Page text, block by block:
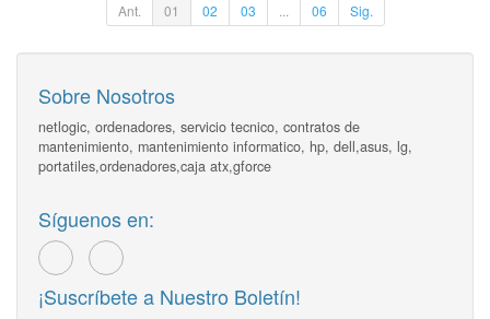
Ant. 01 02 03 ... 06 Sig.
Sobre Nosotros
netlogic, ordenadores, servicio tecnico, contratos de
mantenimiento, mantenimiento informatico, hp, dell,asus, lg,
portatiles,ordenadores,caja atx,gforce
Síguenos en:
¡Suscríbete a Nuestro Boletín!